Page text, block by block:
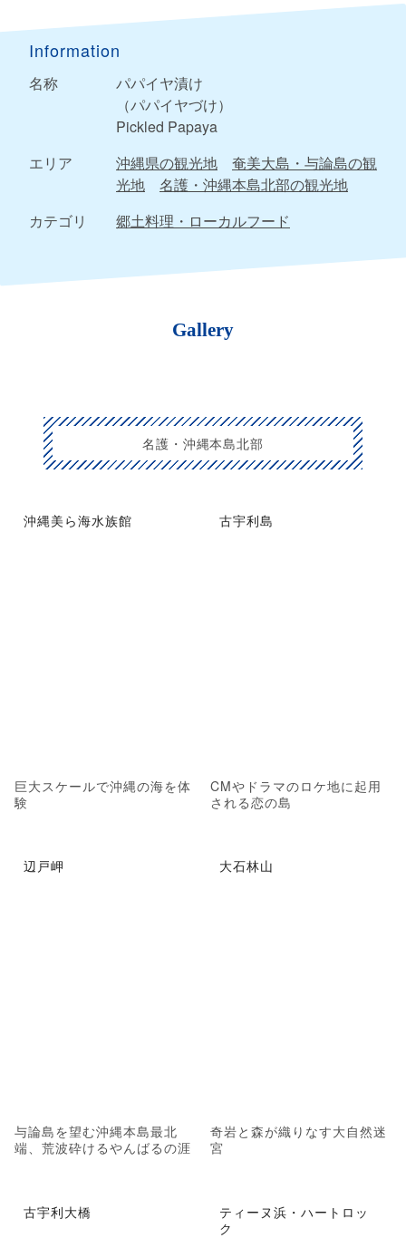
Information
名称
パパイヤ漬け
（パパイヤづけ）
Pickled Papaya
エリア
沖縄県の観光地
奄美大島・与論島の観
光地
名護・沖縄本島北部の観光地
カテゴリ
郷土料理・ローカルフード
Gallery
名護・沖縄本島北部
沖縄美ら海水族館
巨大スケールで沖縄の海を体
験
古宇利島
CMやドラマのロケ地に起用
される恋の島
辺戸岬
与論島を望む沖縄本島最北
端、荒波砕けるやんばるの涯
大石林山
奇岩と森が織りなす大自然迷
宮
古宇利大橋
ティーヌ浜・ハートロッ
ク